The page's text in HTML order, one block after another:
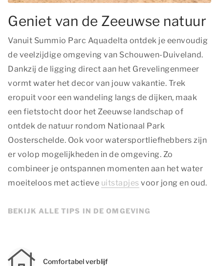
Geniet van de Zeeuwse natuur
Vanuit Summio Parc Aquadelta ontdek je eenvoudig
de veelzijdige omgeving van Schouwen-Duiveland.
Dankzij de ligging direct aan het Grevelingenmeer
vormt water het decor van jouw vakantie. Trek
eropuit voor een wandeling langs de dijken, maak
een fietstocht door het Zeeuwse landschap of
ontdek de natuur rondom Nationaal Park
Oosterschelde. Ook voor watersportliefhebbers zijn
er volop mogelijkheden in de omgeving. Zo
combineer je ontspannen momenten aan het water
moeiteloos met actieve uitstapjes voor jong en oud.
BEKIJK ALLE TIPS IN DE OMGEVING
Comfortabel verblijf